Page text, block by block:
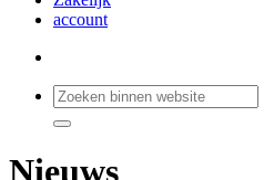
account
Nieuws